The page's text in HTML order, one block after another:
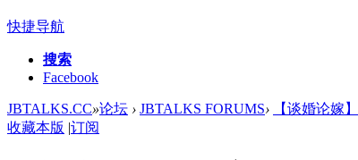
快捷导航
搜索
Facebook
JBTALKS.CC»论坛 › JBTALKS FORUMS› 【谈婚论嫁】
收藏本版 |订阅